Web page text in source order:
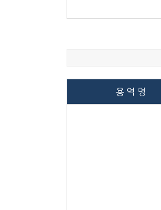
용 역 명